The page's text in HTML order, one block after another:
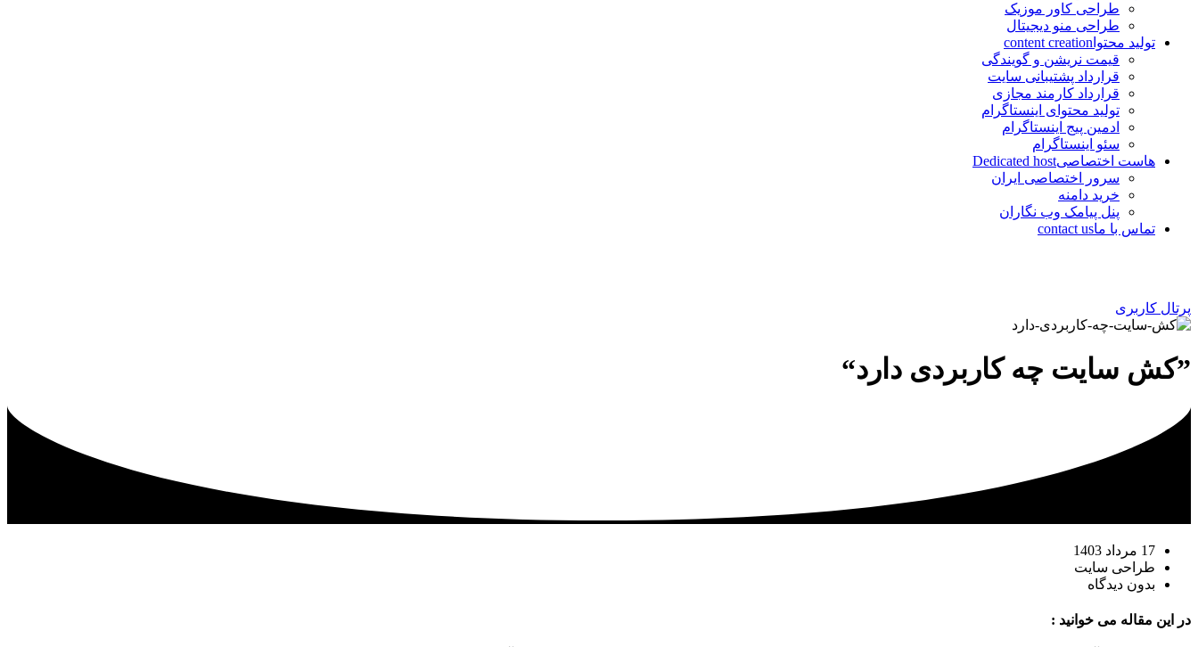
طراحی کاور موزیک
طراحی منو دیجیتال
تولید محتوا content creation
قیمت نریشن و گویندگی
قرارداد پشتیبانی سایت
قرارداد کارمند مجازی
تولید محتوای اینستاگرام
ادمین پیج اینستاگرام
سئو اینستاگرام
هاست اختصاصیDedicated host
سرور اختصاصی ایران
خرید دامنه
پنل پیامک وب نگاران
تماس با ماcontact us
پرتال کاربری
”کش سایت چه کاربردی دارد“
17 مرداد 1403
طراحی سایت
بدون دیدگاه
در این مقاله می خوانید :